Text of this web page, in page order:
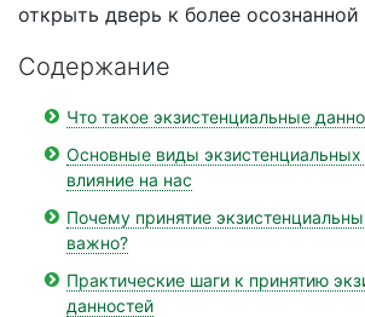
открыть дверь к более
Содержание
Что такое экзистенциальные
Основные виды экзистенциальных
влияние на нас
Почему принятие
важно?
Практические шаги к принятию
данностей